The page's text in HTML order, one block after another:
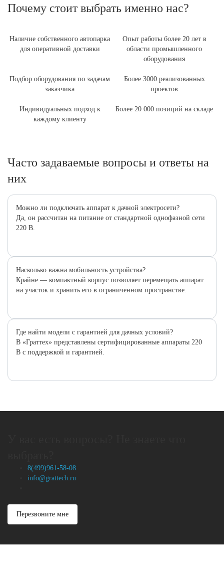
Почему стоит выбрать именно нас?
Наличие собственного автопарка
для оперативной доставки
Опыт работы более 20 лет в
области промышленного
оборудования
Подбор оборудования по задачам
заказчика
Более 3000 реализованных
проектов
Индивидуальных подход к
каждому клиенту
Более 20 000 позиций на складе
Часто задаваемые вопросы и ответы на
них
Можно ли подключать аппарат к дачной электросети?
Да, он рассчитан на питание от стандартной однофазной сети
220 В.
Насколько важна мобильность устройства?
Крайне — компактный корпус позволяет перемещать аппарат
на участок и хранить его в ограниченном пространстве.
Где найти модели с гарантией для дачных условий?
В «Граттех» представлены сертифицированные аппараты 220
В с поддержкой и гарантией.
8(499)961-58-08
info@grattech.ru
Перезвоните мне